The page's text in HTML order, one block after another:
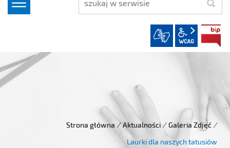
wcag2.1
Strona główna / Aktualności / Galeria Zdjęć /
Laurki dla naszych tatusiów